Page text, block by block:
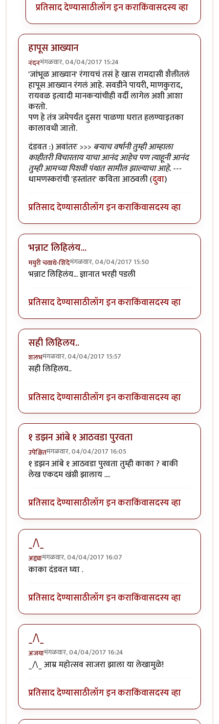
प्रतिसाद देण्यासाठीलॉग इन कराकिंवासदस्य व्हा
हापूस आख्यान
नंदनमंगळवार, 04/04/2017 15:24
'जांभूळ आख्यान' रंगायचं तसं हे खास रामदासी शैलीतलं
हापूस आख्यान रंगलं आहे. सवडीने पायरी, माणकुराद,
रायवळ इत्यादी मानकर्‍यांचीही वर्दी लागेल अशी आशा
करतो.
पण हे तंत्र जमेपर्यंत दुसरा पाळणा घरात हलण्याइतका
कालावधी जातो.
दंडवत :) अवांतरः >>> बर्‍याच वर्षानी तुम्ही आम्हाला
काहीतरी विचारताय याचा आनंद आहेच पण त्याहूनी आनंद
तुम्ही आमच्या पिशवी पंथात सामील झाल्याचा आहे.---
धामणस्करांची 'हस्तांतर' कविता आठवली (दुवा)
प्रतिसाद देण्यासाठीलॉग इन कराकिंवासदस्य व्हा
भन्नाट लिहिलंय...
मयुरी चवाथे-शिंदेमंगळवार, 04/04/2017 15:50
भन्नाट लिहिलंय... ज्ञानात भरही पडली
प्रतिसाद देण्यासाठीलॉग इन कराकिंवासदस्य व्हा
सही लिहिलय..
शलभमंगळवार, 04/04/2017 15:57
सही लिहिलय..
प्रतिसाद देण्यासाठीलॉग इन कराकिंवासदस्य व्हा
१ डझन आंबे १ आठवडा पुरवता
उपेक्षितमंगळवार, 04/04/2017 16:05
१ डझन आंबे १ आठवडा पुरवता तुम्ही काका ? बाकी
लेख एकदम खंग्री झालाय ....
प्रतिसाद देण्यासाठीलॉग इन कराकिंवासदस्य व्हा
_/\_
अद्द्यामंगळवार, 04/04/2017 16:07
काका दंडवत घ्या .
प्रतिसाद देण्यासाठीलॉग इन कराकिंवासदस्य व्हा
_/\_
अजयामंगळवार, 04/04/2017 16:24
_/\_ आम्र महोत्सव साजरा झाला या लेखामुळे!
प्रतिसाद देण्यासाठीलॉग इन कराकिंवासदस्य व्हा